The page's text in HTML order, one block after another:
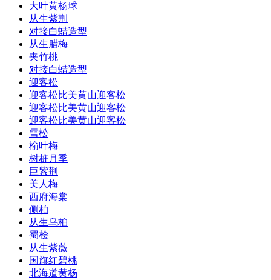
大叶黄杨球
从生紫荆
对接白蜡造型
从生腊梅
夹竹桃
对接白蜡造型
迎客松
迎客松比美黄山迎客松
迎客松比美黄山迎客松
迎客松比美黄山迎客松
雪松
榆叶梅
树桩月季
巨紫荆
美人梅
西府海棠
侧柏
从生乌桕
蜀桧
从生紫薇
国旗红碧桃
北海道黄杨